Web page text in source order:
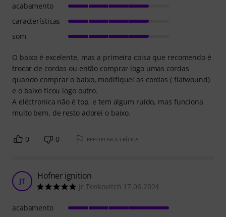
O baixo é excelente, mas a primeira coisa que recomendo é
trocar de cordas ou então comprar logo umas cordas
quando comprar o baixo, modifiquei as cordas ( flatwound)
e o baixo ficou logo outro.
A eléctronica não é top, e tem algum ruído, mas funciona
muito bem, de resto adorei o baixo.
acabamento
características
som
0 0 REPORTAR A CRÍTICA
JT Hofner ignition
Jr Tonkovitch 17.06.2024
acabamento